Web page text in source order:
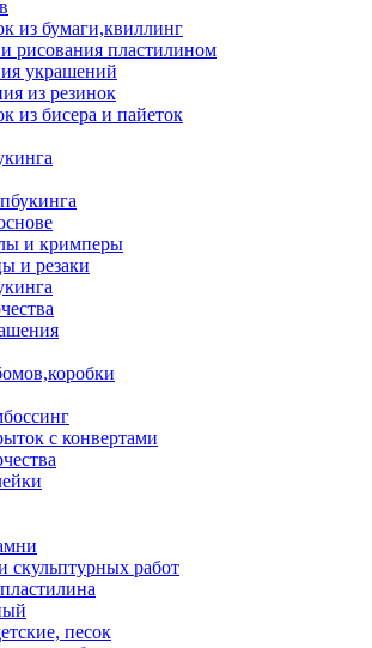
из бумаги,квиллинг
рисования пластилином
украшений
из резинок
из бисера и пайеток
и кримперы
и резаки
с конвертами
скульптурных работ
песок